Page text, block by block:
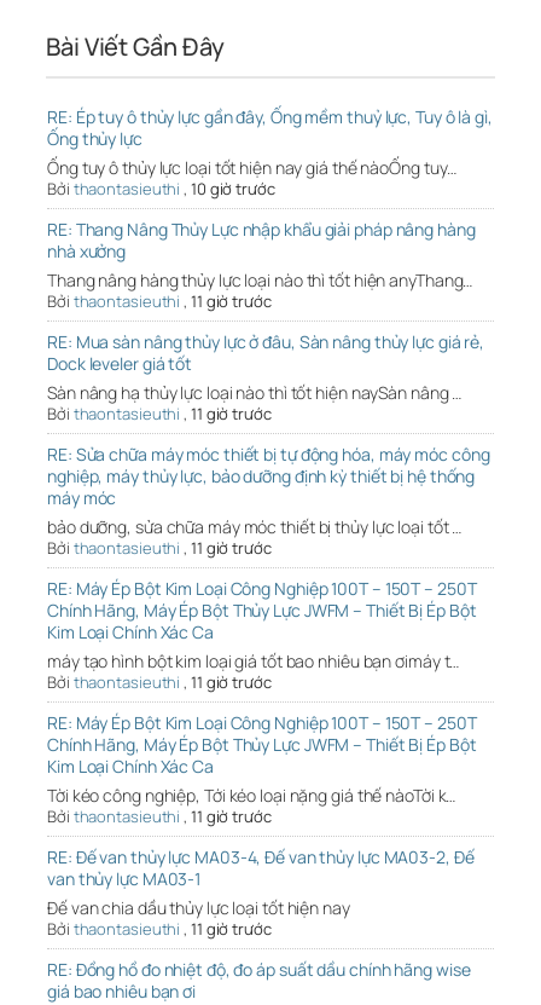
Bài Viết Gần Đây
RE: Ép tuy ô thủy lực gần đây, Ống mềm thuỷ lực, Tuy ô là gì,
Ống thủy lực
Ống tuy ô thủy lực loại tốt hiện nay giá thế nàoỐng tuy…
Bởi thaontasieuthi , 10 giờ trước
RE: Thang Nâng Thủy Lực nhập khẩu giải pháp nâng hàng
nhà xưởng
Thang nâng hàng thủy lực loại nào thì tốt hiện anyThang…
Bởi thaontasieuthi , 11 giờ trước
RE: Mua sàn nâng thủy lực ở đâu, Sàn nâng thủy lực giá rẻ,
Dock leveler giá tốt
Sàn nâng hạ thủy lực loại nào thì tốt hiện naySàn nâng …
Bởi thaontasieuthi , 11 giờ trước
RE: Sửa chữa máy móc thiết bị tự động hóa, máy móc công
nghiệp, máy thủy lực, bảo dưỡng định kỳ thiết bị hệ thống
máy móc
bảo dưỡng, sửa chữa máy móc thiết bị thủy lực loại tốt …
Bởi thaontasieuthi , 11 giờ trước
RE: Máy Ép Bột Kim Loại Công Nghiệp 100T – 150T – 250T
Chính Hãng, Máy Ép Bột Thủy Lực JWFM – Thiết Bị Ép Bột
Kim Loại Chính Xác Ca
máy tạo hình bột kim loại giá tốt bao nhiêu bạn ơimáy t…
Bởi thaontasieuthi , 11 giờ trước
RE: Máy Ép Bột Kim Loại Công Nghiệp 100T – 150T – 250T
Chính Hãng, Máy Ép Bột Thủy Lực JWFM – Thiết Bị Ép Bột
Kim Loại Chính Xác Ca
Tời kéo công nghiệp, Tới kéo loại nặng giá thế nàoTời k…
Bởi thaontasieuthi , 11 giờ trước
RE: Đế van thủy lực MA03-4, Đế van thủy lực MA03-2, Đế
van thủy lực MA03-1
Đế van chia dầu thủy lực loại tốt hiện nay
Bởi thaontasieuthi , 11 giờ trước
RE: Đồng hồ đo nhiệt độ, đo áp suất dầu chính hãng wise
giá bao nhiêu bạn ơi